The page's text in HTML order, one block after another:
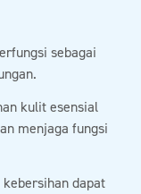
sebagai
kulit esensial
menjaga fungsi
dapat